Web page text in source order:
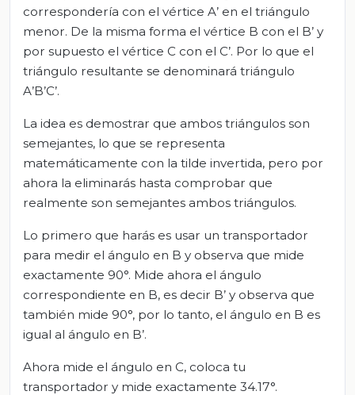
correspondería con el vértice A’ en el triángulo
menor. De la misma forma el vértice B con el B’ y
por supuesto el vértice C con el C’. Por lo que el
triángulo resultante se denominará triángulo
A’B’C’.
La idea es demostrar que ambos triángulos son
semejantes, lo que se representa
matemáticamente con la tilde invertida, pero por
ahora la eliminarás hasta comprobar que
realmente son semejantes ambos triángulos.
Lo primero que harás es usar un transportador
para medir el ángulo en B y observa que mide
exactamente 90°. Mide ahora el ángulo
correspondiente en B, es decir B’ y observa que
también mide 90°, por lo tanto, el ángulo en B es
igual al ángulo en B’.
Ahora mide el ángulo en C, coloca tu
transportador y mide exactamente 34.17°.